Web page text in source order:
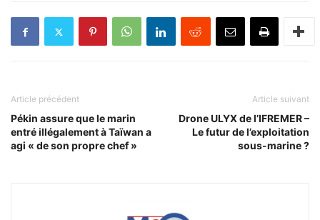
Article précédent
Pékin assure que le marin
entré illégalement à Taïwan a
agi « de son propre chef »
Article suivant
Drone ULYX de l’IFREMER –
Le futur de l’exploitation
sous-marine ?